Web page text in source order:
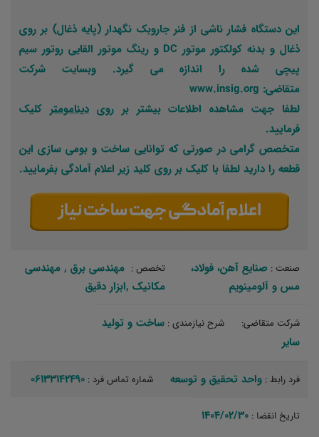
این دستگاه فشار ناشی از فنر جاروبک نگهدار (پایه ذغال) بر روی
ذغال و بدنه کولکتور موتور DC و رینگ موتور القایی روتور سیم
پیچی شده را اندازه می گیرد. وبسایت شرکت
متقاضی: www.insig.org
لطفا جهت مشاهده اطلاعات بیشتر بر رویدینامومتر کلیک
فرمایید.
متخصص گرامی در صورتی که توانایی ساخت و بومی سازی این
قطعه را دارید لطفا با کلیک بر روی کلید زیر اعلام آمادگی بفرمایید.
صنعت : صنایع آهن، فولاد،
مس و آلومینویم
تخصص : مهندسی برق‏ , مهندسی
مکانیک‏ ,ابزار دقیق‏
شرکت متقاضی:
سایر
شرح نیازمندی : ساخت و تولید‏
فرد رابط : واحد تحقیق و توسعه شماره تماس فرد : 06133142490
تاریخ انقضا : 1404/02/30